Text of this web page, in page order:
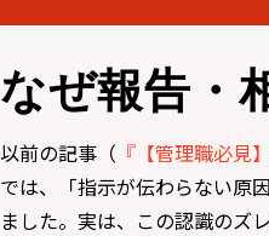
なぜ報告・
以前の記事（ 『【管理職必見
では、「指示が伝わらない原
ました。実は、この認識のズ